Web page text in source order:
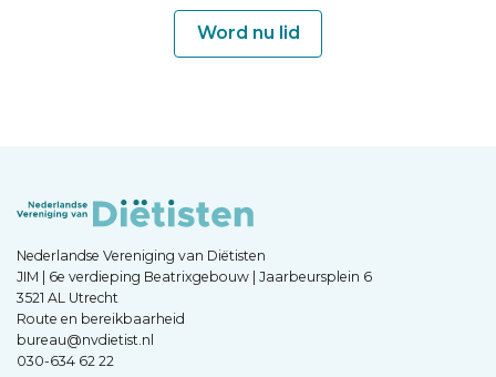
Word nu lid
Nederlandse Vereniging van Diëtisten
JIM | 6e verdieping Beatrixgebouw | Jaarbeursplein 6
3521 AL Utrecht
Route en bereikbaarheid
bureau@nvdietist.nl
030-634 62 22